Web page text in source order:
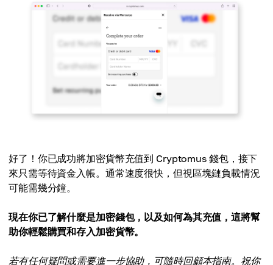
好了！你已成功將加密貨幣充值到 Cryptomus 錢包，接下
來只需等待資金入帳。通常速度很快，但視區塊鏈負載情況
可能需幾分鐘。
現在你已了解什麼是加密錢包，以及如何為其充值，這將幫
助你輕鬆購買和存入加密貨幣。
若有任何疑問或需要進一步協助，可隨時回顧本指南。祝你